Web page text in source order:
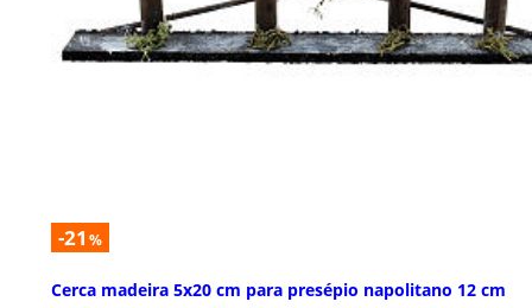
-21 %
Cerca madeira 5x20 cm para presépio napolitano 12 cm